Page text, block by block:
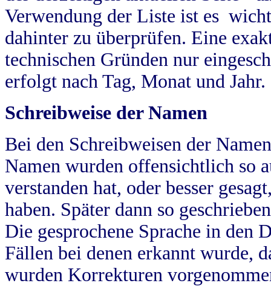
Verwendung der Liste ist es
dahinter zu überprüfen. Eine
technischen Gründen nur
erfolgt nach Tag, Monat und Jahr.
Schreibweise der Namen
Bei den Schreibweisen der
Namen wurden offensichtlich so
verstanden hat, oder besser
haben. Später dann so
Die gesprochene Sprache in
Fällen bei denen erkannt wurde,
wurden Korrekturen